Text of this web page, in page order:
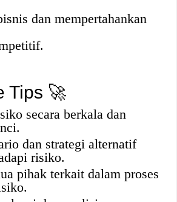
dan mempertahankan
Tips 🚀
secara berkala dan
dan strategi alternatif
risiko.
pihak terkait dalam proses